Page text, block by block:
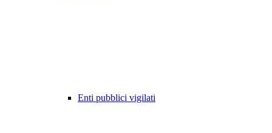
Enti pubblici vigilati